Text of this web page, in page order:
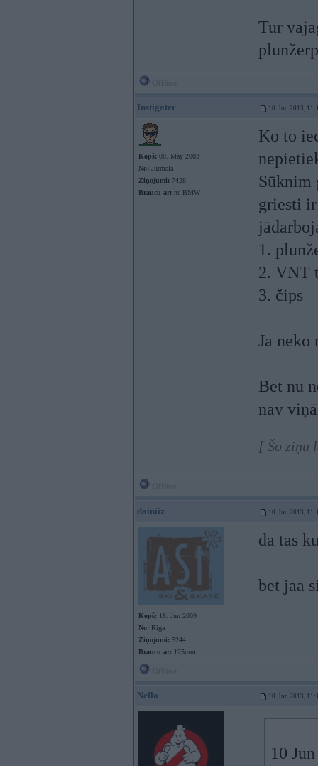
Tur
Instigater 10. Jun 2013,
Kopš: 08. May 2003
No: Jūrmala
Ziņojumi: 7428
Braucu ar: ne BMW
Ko to
Sūknim
griesti
1.
2. VNT
3. čips
Ja neko
Bet nu
nav
[ Šo ziņu
dainiiz 10. Jun 2013,
Kopš: 18. Jun 2009
No: Rīga
Ziņojumi: 5244
Braucu ar: 125mm
da tas
bet jaa
Nello 10. Jun 2013,
10